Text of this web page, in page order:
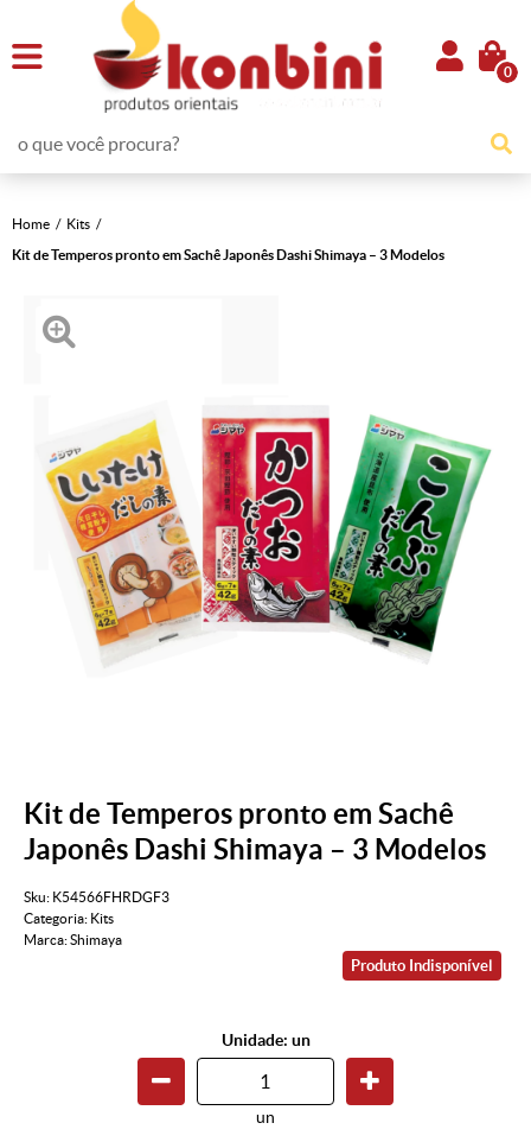
0
Home
Kits
Kit de Temperos pronto em Sachê Japonês Dashi Shimaya – 3 Modelos
Kit de Temperos pronto em Sachê
Japonês Dashi Shimaya – 3 Modelos
Sku: K54566FHRDGF3
Categoria: Kits
Marca:Shimaya
Produto Indisponível
Unidade: un
un